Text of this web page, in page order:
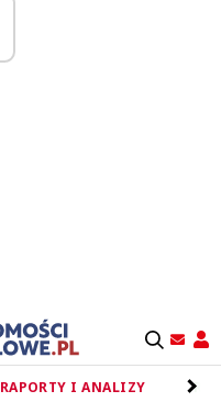
RAPORTY I ANALIZY